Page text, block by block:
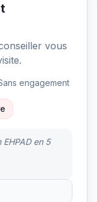
vous
engagement
en 5